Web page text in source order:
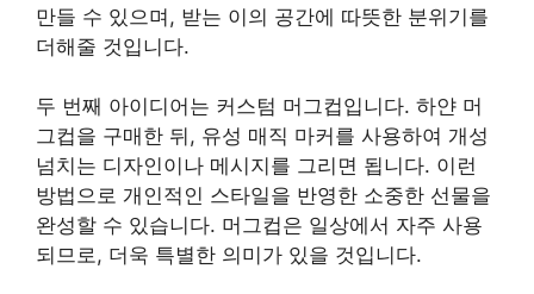
만들 수 있으며, 받는 이의 공간에 따뜻한 분위기를
더해줄 것입니다.
두 번째 아이디어는 커스텀 머그컵입니다. 하얀 머
그컵을 구매한 뒤, 유성 매직 마커를 사용하여 개성
넘치는 디자인이나 메시지를 그리면 됩니다. 이런
방법으로 개인적인 스타일을 반영한 소중한 선물을
완성할 수 있습니다. 머그컵은 일상에서 자주 사용
되므로, 더욱 특별한 의미가 있을 것입니다.